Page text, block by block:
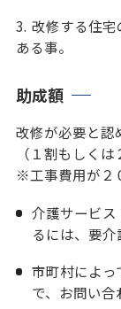
改修する住
ある事。
助成額
改修が必要と認
（１割もしくは
※工事費用が２
介護サービ
るには、要介
市町村によ
で、お問い合